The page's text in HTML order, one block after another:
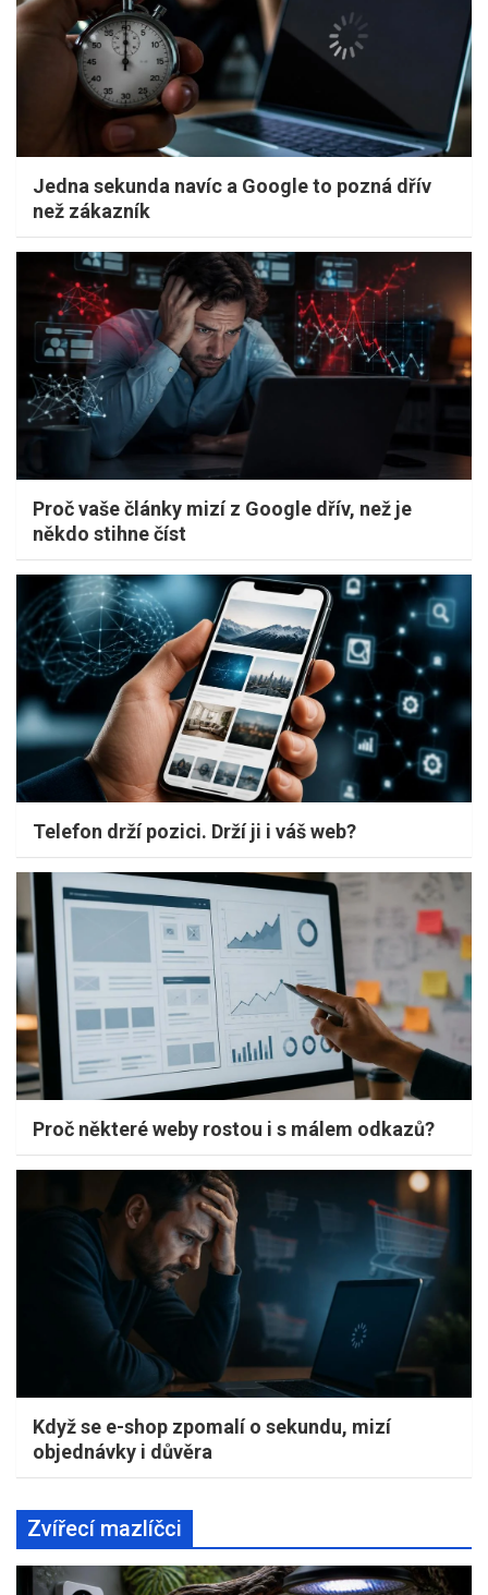
Jedna sekunda navíc a Google to pozná dřív
než zákazník
Proč vaše články mizí z Google dřív, než je
někdo stihne číst
Telefon drží pozici. Drží ji i váš web?
Proč některé weby rostou i s málem odkazů?
Když se e-shop zpomalí o sekundu, mizí
objednávky i důvěra
Zvířecí mazlíčci